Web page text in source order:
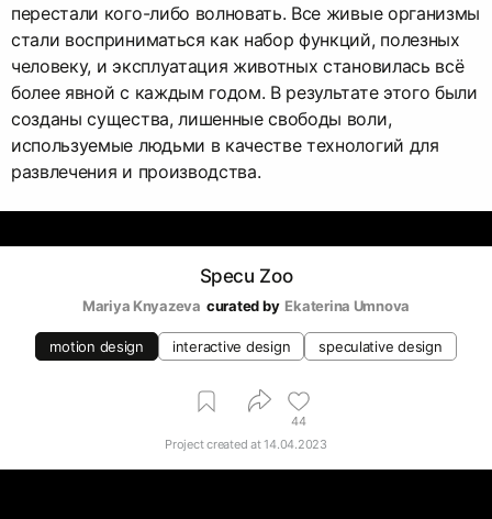
перестали кого-либо волновать. Все живые организмы
стали восприниматься как набор функций, полезных
человеку, и эксплуатация животных становилась всё
более явной с каждым годом. В результате этого были
созданы существа, лишенные свободы воли,
используемые людьми в качестве технологий для
развлечения и производства.
Specu Zoo
Mariya Knyazeva curated by Ekaterina Umnova
motion design interactive design speculative design
44
Project created at14.04.2023